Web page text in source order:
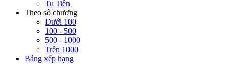
Tu Tiên
Theo số chương
Dưới 100
100 - 500
500 - 1000
Trên 1000
Bảng xếp hạng